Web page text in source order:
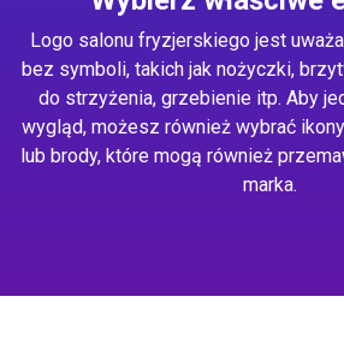
Logo salonu fryzjerskiego jest
bez symboli, takich jak nożyczki,
do strzyżenia, grzebienie itp. Aby
wygląd, możesz również wybrać
lub brody, które mogą również
marka.